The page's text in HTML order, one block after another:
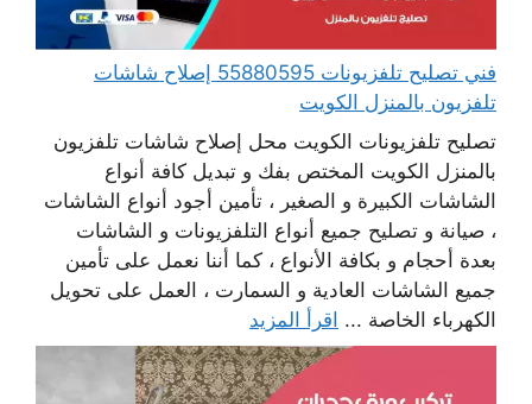
فني تصليح تلفزيونات 55880595 إصلاح شاشات
تلفزيون بالمنزل الكويت
تصليح تلفزيونات الكويت محل إصلاح شاشات تلفزيون
بالمنزل الكويت المختص بفك و تبديل كافة أنواع
الشاشات الكبيرة و الصغير ، تأمين أجود أنواع الشاشات
، صيانة و تصليح جميع أنواع التلفزيونات و الشاشات
بعدة أحجام و بكافة الأنواع ، كما أننا نعمل على تأمين
جميع الشاشات العادية و السمارت ، العمل على تحويل
الكهرباء الخاصة ... اقرأ المزيد